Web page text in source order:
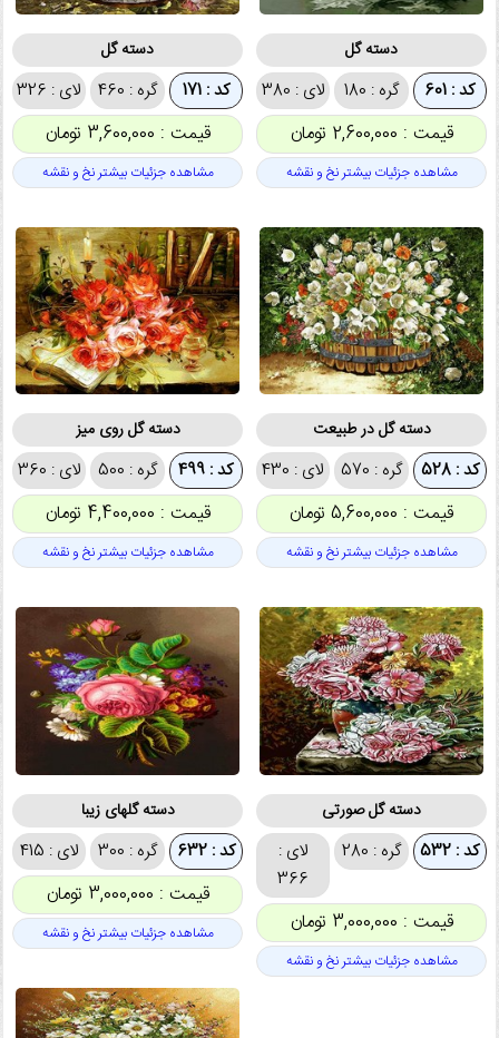
دسته گل
کد : 601 گره : 180 لای : 380
قیمت : 2,600,000 تومان
مشاهده جزئیات بیشتر نخ و نقشه
دسته گل
کد : 171 گره : 460 لای : 326
قیمت : 3,600,000 تومان
مشاهده جزئیات بیشتر نخ و نقشه
دسته گل در طبیعت
کد : 528 گره : 570 لای : 430
قیمت : 5,600,000 تومان
مشاهده جزئیات بیشتر نخ و نقشه
دسته گل روی میز
کد : 499 گره : 500 لای : 360
قیمت : 4,400,000 تومان
مشاهده جزئیات بیشتر نخ و نقشه
دسته گل صورتی
کد : 532 گره : 280
لای :
366
قیمت : 3,000,000 تومان
مشاهده جزئیات بیشتر نخ و نقشه
دسته گلهای زیبا
کد : 632 گره : 300 لای : 415
قیمت : 3,000,000 تومان
مشاهده جزئیات بیشتر نخ و نقشه